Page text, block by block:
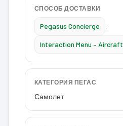
СПОСОБ ДОСТАВКИ
Pegasus Concierge ,
Interaction Menu – Aircraft
КАТЕГОРИЯ ПЕГАС
Самолет